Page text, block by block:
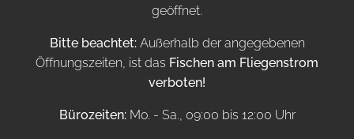
geöffnet.
Bitte beachtet:Außerhalb der angegebenen
Öffnungszeiten, ist das Fischen am Fliegenstrom
verboten!
Bürozeiten:Mo. - Sa., 09:00 bis 12:00 Uhr